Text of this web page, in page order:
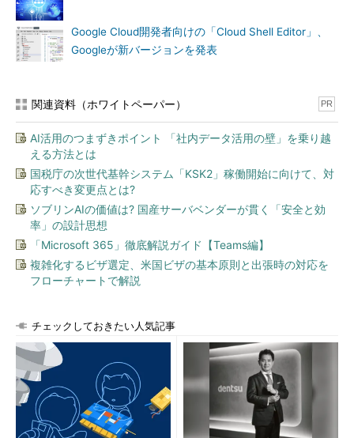
Google Cloud開発者向けの「Cloud Shell Editor」、
Googleが新バージョンを発表
関連資料（ホワイトペーパー） PR
AI活用のつまずきポイント 「社内データ活用の壁」を乗り越
える方法とは
国税庁の次世代基幹システム「KSK2」稼働開始に向けて、対
応すべき変更点とは?
ソブリンAIの価値は? 国産サーバベンダーが貫く「安全と効
率」の設計思想
「Microsoft 365」徹底解説ガイド【Teams編】
複雑化するビザ選定、米国ビザの基本原則と出張時の対応を
フローチャートで解説
チェックしておきたい人気記事